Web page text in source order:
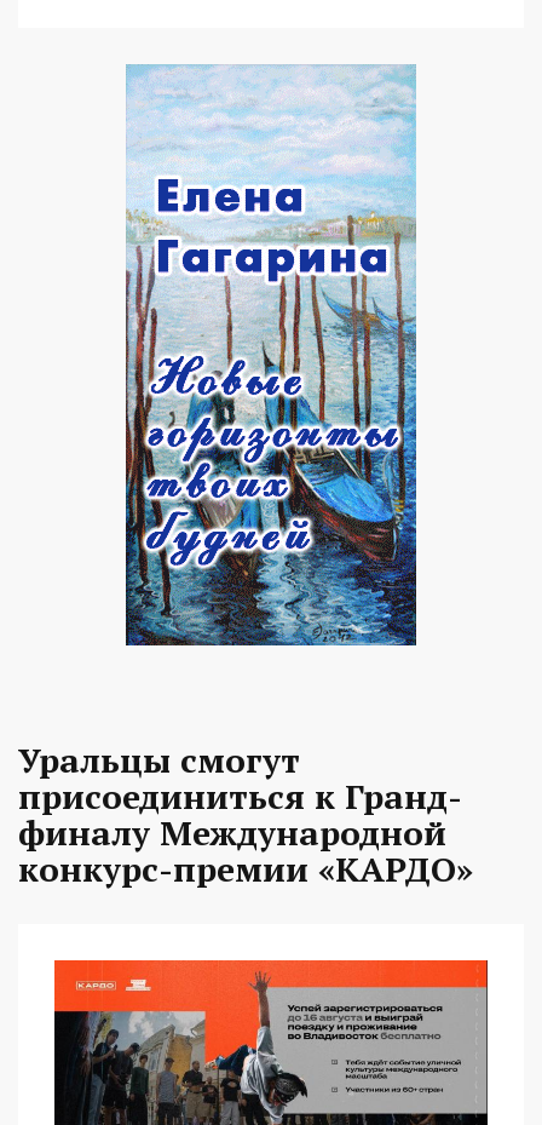
Уральцы смогут
присоединиться к Гранд-
финалу Международной
конкурс-премии «КАРДО»